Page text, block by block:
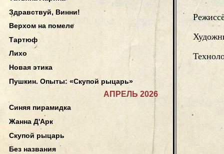
Здравствуй, Винни!
Верхом на помеле
Тартюф
Лихо
Новая этика
Пушкин. Опыты: «Скупой рыцарь»
АПРЕЛЬ 2026
Синяя пирамидка
Жанна Д'Арк
Скупой рыцарь
Без названия